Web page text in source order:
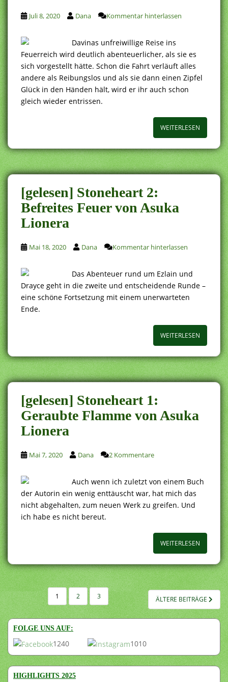
Juli 8, 2020 Dana Kommentar hinterlassen
Davinas unfreiwillige Reise ins
Feuerreich wird deutlich abenteuerlicher, als sie es
sich vorgestellt hätte. Schon die Fahrt verläuft alles
andere als Reibungslos und als sie dann einen Zipfel
Glück in den Händen hält, wird er ihr auch schon
gleich wieder entrissen.
WEITERLESEN
[gelesen] Stoneheart 2:
Befreites Feuer von Asuka
Lionera
Mai 18, 2020 Dana Kommentar hinterlassen
Das Abenteuer rund um Ezlain und
Drayce geht in die zweite und entscheidende Runde –
eine schöne Fortsetzung mit einem unerwarteten
Ende.
WEITERLESEN
[gelesen] Stoneheart 1:
Geraubte Flamme von Asuka
Lionera
Mai 7, 2020 Dana 2 Kommentare
Auch wenn ich zuletzt von einem Buch
der Autorin ein wenig enttäuscht war, hat mich das
nicht abgehalten, zum neuen Werk zu greifen. Und
ich habe es nicht bereut.
WEITERLESEN
SEITENNUMMERIERUNG
DER
BEITRÄGE
1 2 3 ÄLTERE BEITRÄGE
FOLGE UNS AUF:
1240 1010
HIGHLIGHTS 2025